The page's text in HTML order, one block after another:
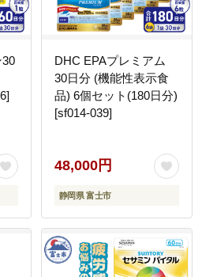
DHC EPAプレミアム
30日分 (機能性表示食
品) 6個セット(180日分)
[sf014-039]
48,000円
静岡県 富士市